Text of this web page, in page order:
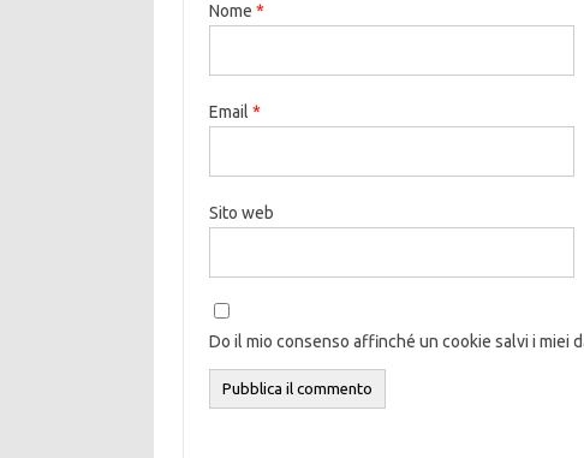
Nome *
Email *
Sito web
Do il mio consenso affinché un cookie salvi i miei